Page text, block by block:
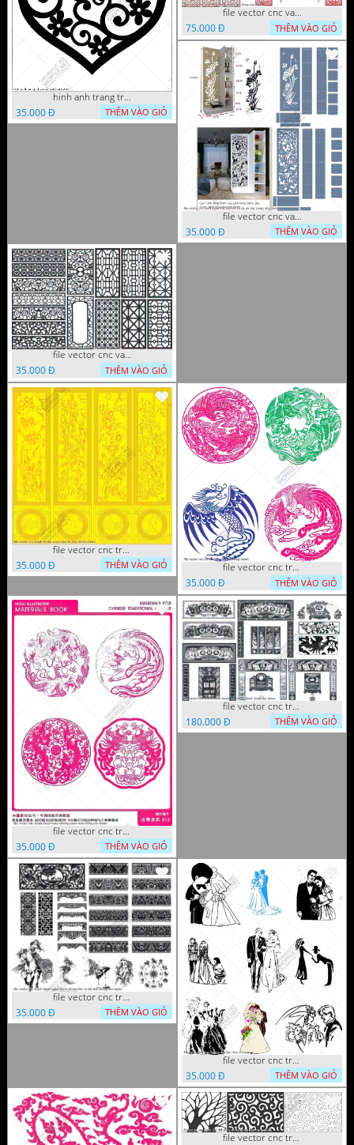
hinh anh trang tri cua so trai tim
35.000 Đ
THÊM VÀO GIỎ
file vector cnc vach tho tranh phong tho dang cap
75.000 Đ
THÊM VÀO GIỎ
file vector cnc vach ngan ket hop voi ke de do dac trong nha
35.000 Đ
THÊM VÀO GIỎ
file vector cnc vach ngan hang rao decor dac sac chua tung phung phi
35.000 Đ
THÊM VÀO GIỎ
file vector cnc tranh tu quy mau cam de chiu decor
35.000 Đ
THÊM VÀO GIỎ
file vector cnc tranh decor rong phuong
35.000 Đ
THÊM VÀO GIỎ
file vector cnc tranh decor rong phuong cuon tron dang cap
35.000 Đ
THÊM VÀO GIỎ
file vector cnc tranh decor phong tho nghe thuat dang cap
180.000 Đ
THÊM VÀO GIỎ
file vector cnc tranh decor nghe thuat phong tho va chi tiet phong tho
35.000 Đ
THÊM VÀO GIỎ
file vector cnc tranh decor co dau chu re
35.000 Đ
THÊM VÀO GIỎ
file vector cnc tranh chi tiet trang tri hang rao den trang